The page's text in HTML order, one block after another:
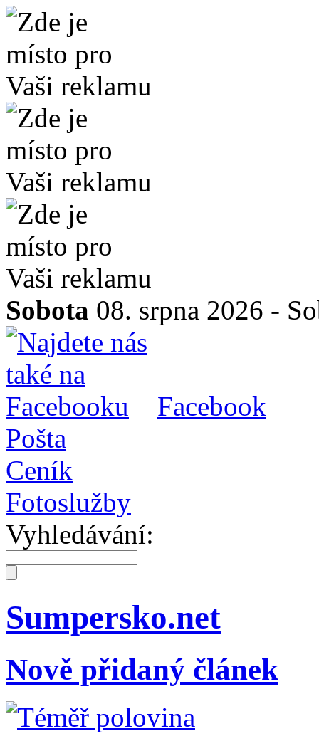
Sobota 08. srpna 2026 -
Facebook
Pošta
Ceník
Fotoslužby
Vyhledávání:
Sumpersko.net
Nově přidaný článek